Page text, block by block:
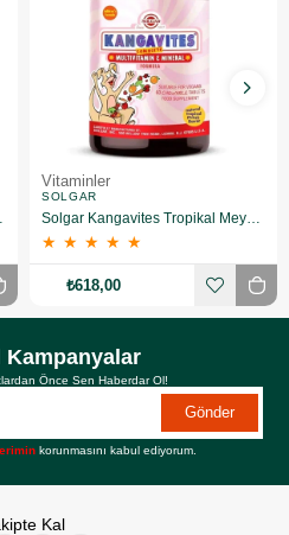
Vitaminler
SOLGAR
★ ★ ★ ★ ★
₺618,00
Kampanyalar
Önce Sen Haberdar Ol!
Gönder
korunmasını kabul ediyorum.
Kal